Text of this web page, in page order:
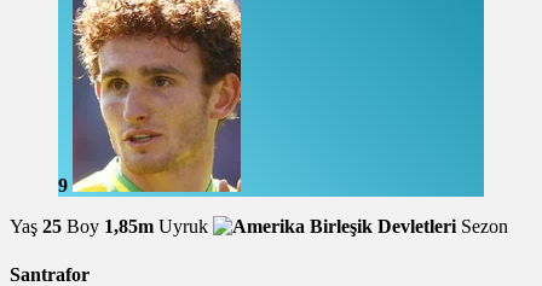
9
Yaş 25 Boy 1,85m Uyruk Sezon
Santrafor